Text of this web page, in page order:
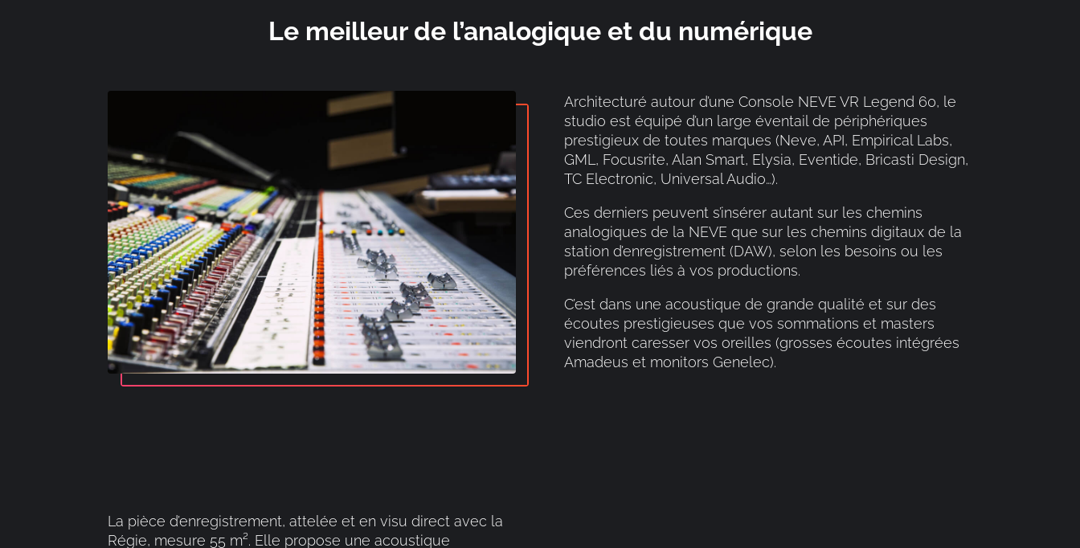
Le meilleur de l’analogique et du numérique
Architecturé autour d’une Console NEVE VR Legend 60, le
studio est équipé d’un large éventail de périphériques
prestigieux de toutes marques (Neve, API, Empirical Labs,
GML, Focusrite, Alan Smart, Elysia, Eventide, Bricasti Design,
TC Electronic, Universal Audio…).
Ces derniers peuvent s’insérer autant sur les chemins
analogiques de la NEVE que sur les chemins digitaux de la
station d’enregistrement (DAW), selon les besoins ou les
préférences liés à vos productions.
C’est dans une acoustique de grande qualité et sur des
écoutes prestigieuses que vos sommations et masters
viendront caresser vos oreilles (grosses écoutes intégrées
Amadeus et monitors Genelec).
La pièce d’enregistrement, attelée et en visu direct avec la
Régie, mesure 55 m². Elle propose une acoustique